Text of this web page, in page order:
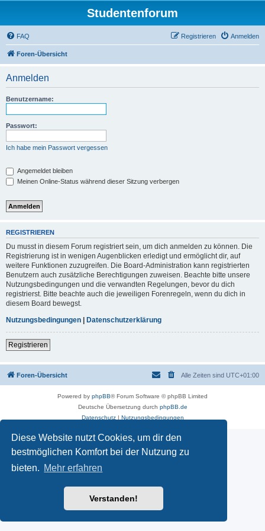
Diese Website nutzt Cookies, um dir den
bestmöglichen Komfort bei der Nutzung zu
bieten. Mehr erfahren
Verstanden!
Studentenforum
FAQ Anmelden
Registrieren
Foren-Übersicht
Anmelden
Benutzername:
Passwort:
Ich habe mein Passwort vergessen
Angemeldet bleiben
Meinen Online-Status während dieser Sitzung verbergen
REGISTRIEREN
Du musst in diesem Forum registriert sein, um dich anmelden zu können. Die
Registrierung ist in wenigen Augenblicken erledigt und ermöglicht dir, auf
weitere Funktionen zuzugreifen. Die Board-Administration kann registrierten
Benutzern auch zusätzliche Berechtigungen zuweisen. Beachte bitte unsere
Nutzungsbedingungen und die verwandten Regelungen, bevor du dich
registrierst. Bitte beachte auch die jeweiligen Forenregeln, wenn du dich in
diesem Board bewegst.
Nutzungsbedingungen | Datenschutzerklärung
Registrieren
Foren-Übersicht Alle Zeiten sind UTC+01:00
Powered by phpBB® Forum Software © phpBB Limited
Deutsche Übersetzung durch phpBB.de
Datenschutz| Nutzungsbedingungen